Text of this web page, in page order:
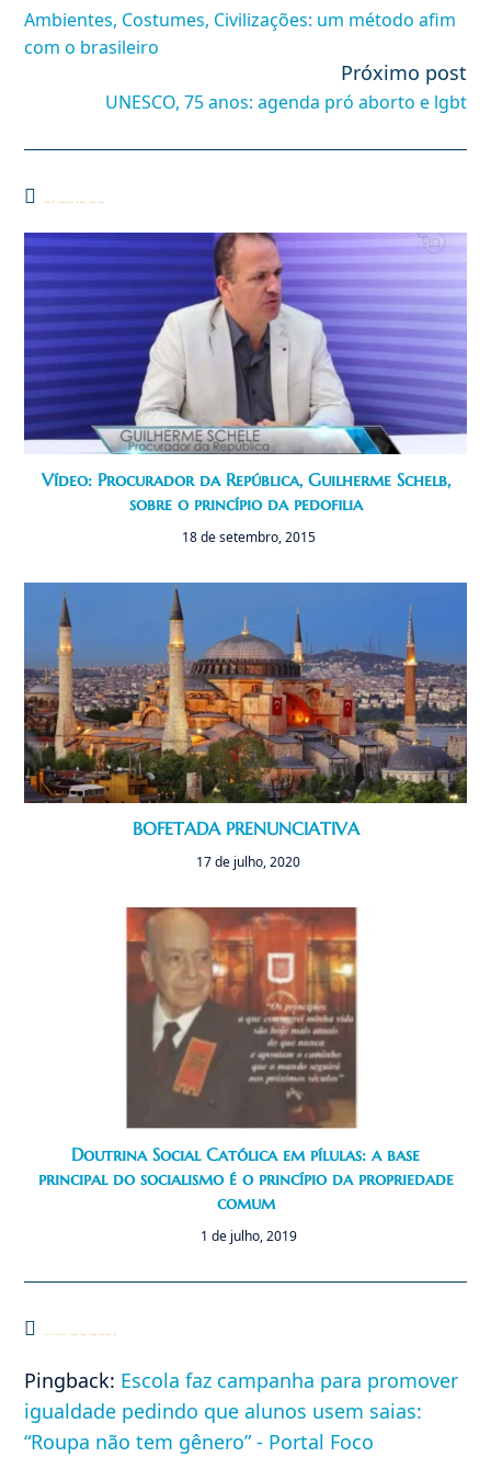
mais
artigos
Ambientes, Costumes, Civilizações: um método afim
com o brasileiro
Próximo post
UNESCO, 75 anos: agenda pró aborto e lgbt
Você também pode gostar
Vídeo: Procurador da República, Guilherme Schelb,
sobre o princípio da pedofilia
18 de setembro, 2015
BOFETADA PRENUNCIATIVA
17 de julho, 2020
Doutrina Social Católica em pílulas: a base
principal do socialismo é o princípio da propriedade
comum
1 de julho, 2019
Este post tem um comentário
Pingback: Escola faz campanha para promover
igualdade pedindo que alunos usem saias:
“Roupa não tem gênero” - Portal Foco